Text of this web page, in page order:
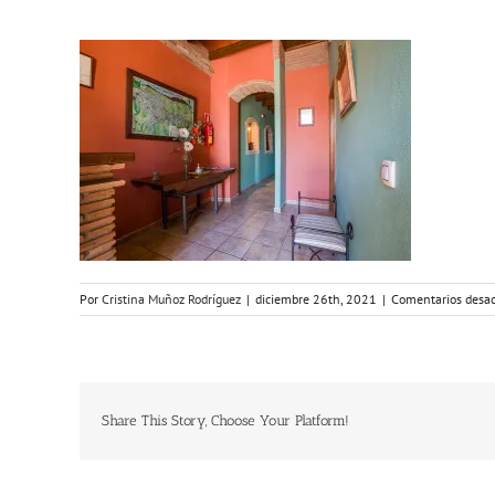
Por Cristina Muñoz Rodríguez | diciembre 26th, 2021 | Comentarios
Share This Story, Choose Your Platform!